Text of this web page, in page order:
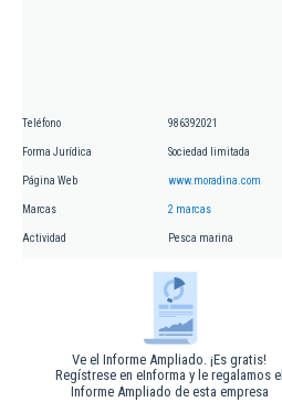
Teléfono 986392021
Forma Jurídica Sociedad limitada
Página Web www.moradina.com
Marcas 2 marcas
Actividad Pesca marina
Ve el Informe Ampliado. ¡Es gratis!
Regístrese en eInforma y le regalamos el
Informe Ampliado de esta empresa